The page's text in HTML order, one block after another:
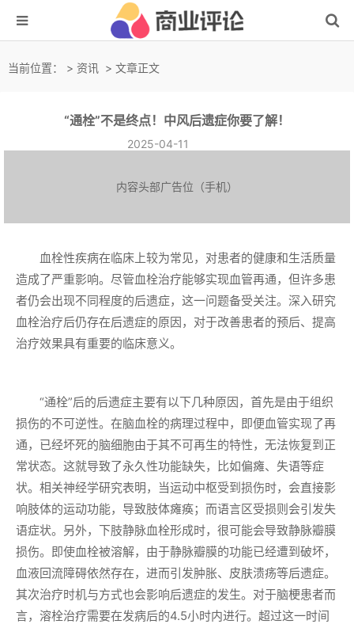
当前位置： > 资讯 > 文章正文
“通栓”不是终点！中风后遗症你要了解！
2025-04-11
内容头部广告位（手机）
血栓性疾病在临床上较为常见，对患者的健康和生活质量
造成了严重影响。尽管血栓治疗能够实现血管再通，但许多患
者仍会出现不同程度的后遗症，这一问题备受关注。深入研究
血栓治疗后仍存在后遗症的原因，对于改善患者的预后、提高
治疗效果具有重要的临床意义。
“通栓”后的后遗症主要有以下几种原因，首先是由于组织
损伤的不可逆性。在脑血栓的病理过程中，即便血管实现了再
通，已经坏死的脑细胞由于其不可再生的特性，无法恢复到正
常状态。这就导致了永久性功能缺失，比如偏瘫、失语等症
状。相关神经学研究表明，当运动中枢受到损伤时，会直接影
响肢体的运动功能，导致肢体瘫痪；而语言区受损则会引发失
语症状。另外，下肢静脉血栓形成时，很可能会导致静脉瓣膜
损伤。即使血栓被溶解，由于静脉瓣膜的功能已经遭到破坏，
血液回流障碍依然存在，进而引发肿胀、皮肤溃疡等后遗症。
其次治疗时机与方式也会影响后遗症的发生。对于脑梗患者而
言，溶栓治疗需要在发病后的4.5小时内进行。超过这一时间